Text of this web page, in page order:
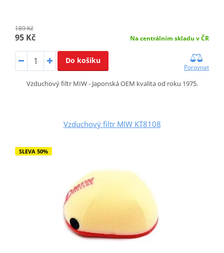
189 Kč
95 Kč Na centrálním skladu v ČR
Do košíku
Porovnat
Vzduchový filtr MIW - Japonská OEM kvalita od roku 1975.
Vzduchový filtr MIW KT8108
SLEVA 50%